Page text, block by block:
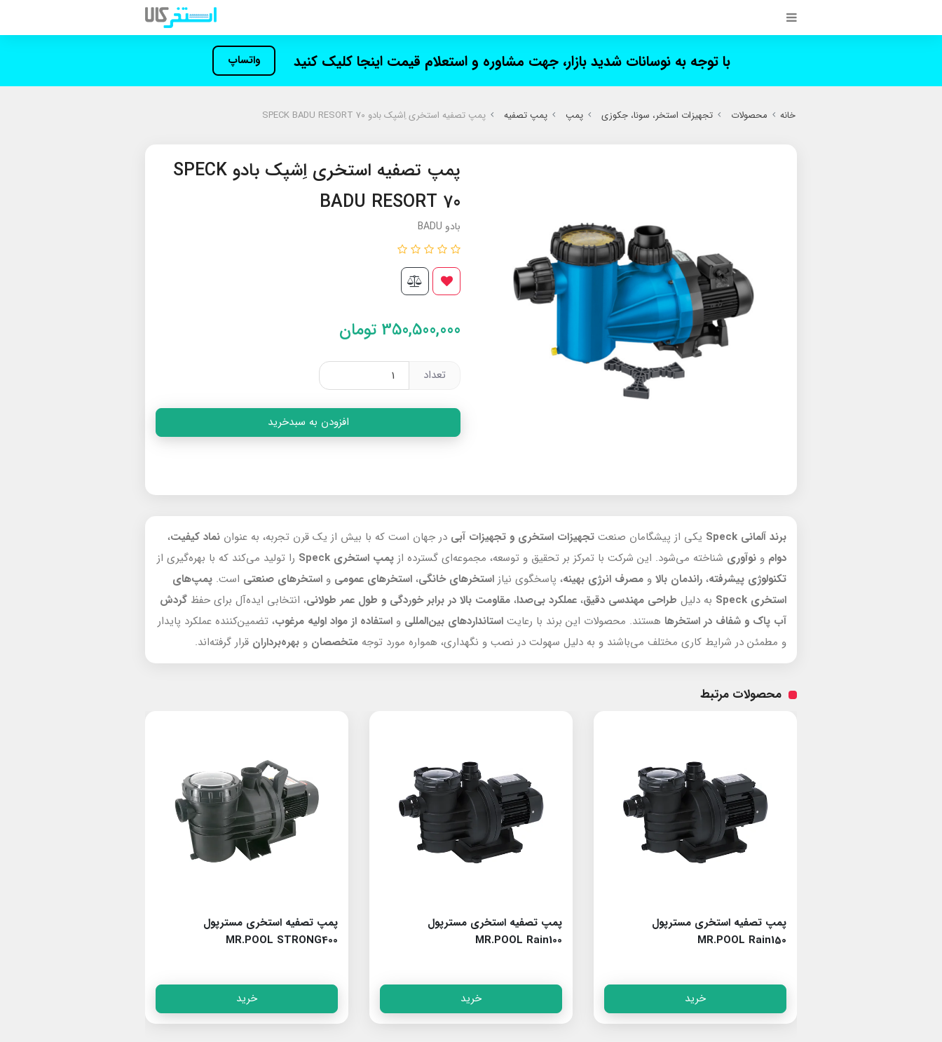
با توجه به نوسانات شدید بازار، جهت مشاوره و استعلام قیمت اینجا کلیک کنید واتساپ
خانه محصولات تجهیزات استخر، سونا، جکوزی پمپ پمپ تصفیه پمپ تصفیه استخری اِشپک بادو SPECK BADU RESORT 70
پمپ تصفیه استخری اِشپک بادو SPECK
BADU RESORT 70
بادو BADU
350,500,000 تومان
تعداد
افزودن به سبدخرید
برند آلمانی Speck یکی از پیشگامان صنعت تجهیزات استخری و تجهیزات آبی در جهان است که با بیش از یک قرن تجربه، به عنوان نماد کیفیت،
دوام و نوآوری شناخته می‌شود. این شرکت با تمرکز بر تحقیق و توسعه، مجموعه‌ای گسترده از پمپ استخری Speck
را تولید می‌کند که با بهره‌گیری از
تکنولوژی پیشرفته، راندمان بالا و مصرف انرژی بهینه، پاسخگوی نیاز استخرهای خانگی، استخرهای عمومی و استخرهای صنعتی است. پمپ‌های
استخری Speck
به دلیل طراحی مهندسی دقیق، عملکرد بی‌صدا، مقاومت بالا در برابر خوردگی و طول عمر طولانی، انتخابی ایده‌آل برای حفظ گردش
آب پاک و شفاف در استخرها هستند. محصولات این برند با رعایت استانداردهای بین‌المللی و استفاده از مواد اولیه مرغوب، تضمین‌کننده عملکرد پایدار
و مطمئن در شرایط کاری مختلف می‌باشند و به دلیل سهولت در نصب و نگهداری، همواره مورد توجه متخصصان و بهره‌برداران قرار گرفته‌اند.
محصولات مرتبط
پمپ تصفیه استخری مسترپول
MR.POOL Rain150
خرید
پمپ تصفیه استخری مسترپول
MR.POOL Rain100
خرید
پمپ تصفیه استخری مسترپول
MR.POOL STRONG400
خرید